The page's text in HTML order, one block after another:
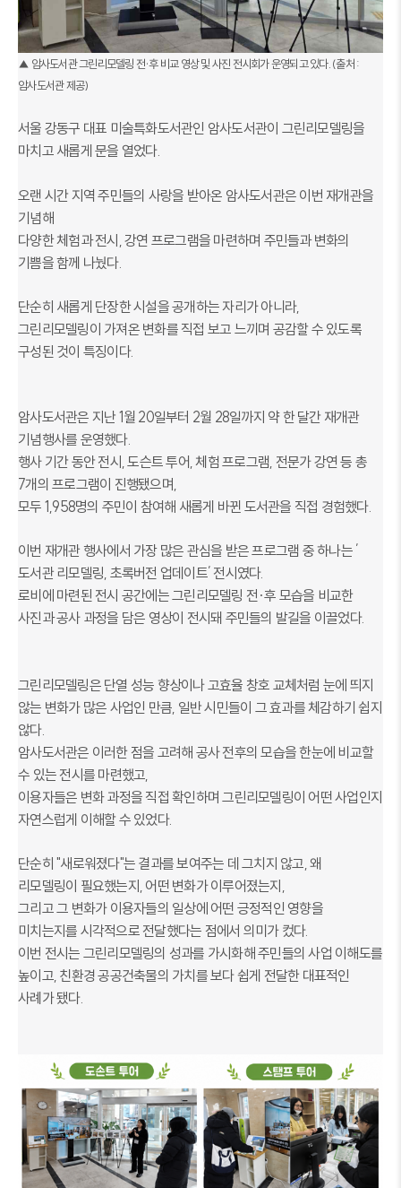
▲ 암사도서관 그린리모델링 전·후 비교 영상 및 사진 전시회가 운영되고 있다. (출처 :
암사도서관 제공)
서울 강동구 대표 미술특화도서관인 암사도서관이 그린리모델링을
마치고 새롭게 문을 열었다.
오랜 시간 지역 주민들의 사랑을 받아온 암사도서관은 이번 재개관을
기념해
다양한 체험과 전시, 강연 프로그램을 마련하며 주민들과 변화의
기쁨을 함께 나눴다.
단순히 새롭게 단장한 시설을 공개하는 자리가 아니라,
그린리모델링이 가져온 변화를 직접 보고 느끼며 공감할 수 있도록
구성된 것이 특징이다.
암사도서관은 지난 1월 20일부터 2월 28일까지 약 한 달간 재개관
기념행사를 운영했다.
행사 기간 동안 전시, 도슨트 투어, 체험 프로그램, 전문가 강연 등 총
7개의 프로그램이 진행됐으며,
모두 1,958명의 주민이 참여해 새롭게 바뀐 도서관을 직접 경험했다.
이번 재개관 행사에서 가장 많은 관심을 받은 프로그램 중 하나는 ′
도서관 리모델링, 초록버전 업데이트′ 전시였다.
로비에 마련된 전시 공간에는 그린리모델링 전·후 모습을 비교한
사진과 공사 과정을 담은 영상이 전시돼 주민들의 발길을 이끌었다.
그린리모델링은 단열 성능 향상이나 고효율 창호 교체처럼 눈에 띄지
않는 변화가 많은 사업인 만큼, 일반 시민들이 그 효과를 체감하기 쉽지
않다.
암사도서관은 이러한 점을 고려해 공사 전후의 모습을 한눈에 비교할
수 있는 전시를 마련했고,
이용자들은 변화 과정을 직접 확인하며 그린리모델링이 어떤 사업인지
자연스럽게 이해할 수 있었다.
단순히 "새로워졌다"는 결과를 보여주는 데 그치지 않고, 왜
리모델링이 필요했는지, 어떤 변화가 이루어졌는지,
그리고 그 변화가 이용자들의 일상에 어떤 긍정적인 영향을
미치는지를 시각적으로 전달했다는 점에서 의미가 컸다.
이번 전시는 그린리모델링의 성과를 가시화해 주민들의 사업 이해도를
높이고, 친환경 공공건축물의 가치를 보다 쉽게 전달한 대표적인
사례가 됐다.